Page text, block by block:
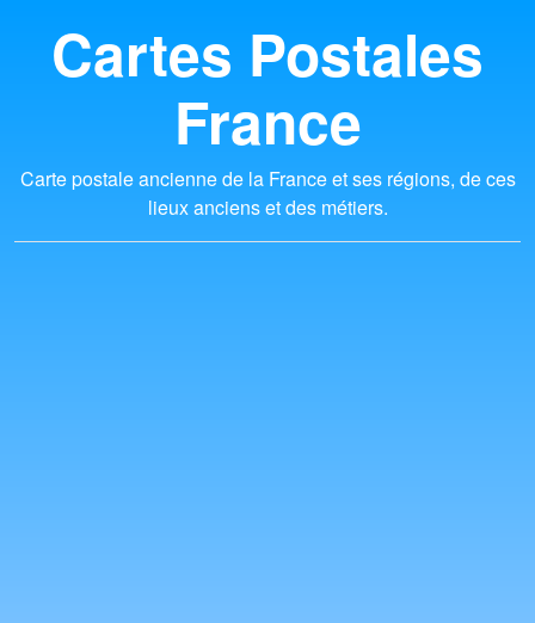
Cartes Postales
France
Carte postale ancienne de la France et ses régions, de ces
lieux anciens et des métiers.